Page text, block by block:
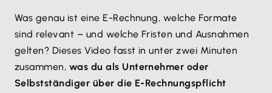
Was genau ist eine E-Rechnung, welche Formate
sind relevant – und welche Fristen und Ausnahmen
gelten? Dieses Video fasst in unter zwei Minuten
zusammen, was du als Unternehmer oder
Selbstständiger über die E-Rechnungspflicht